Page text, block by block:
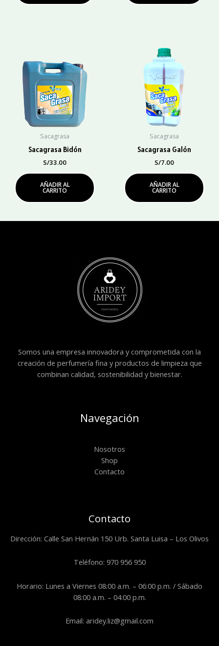
Sacagrasa
Sacagrasa Bidón
S/33.00
AÑADIR AL
CARRITO
Sacagrasa
Sacagrasa Galón
S/7.00
AÑADIR AL
CARRITO
Somos una empresa innovadora y comprometida con la
creación de perfumería fina y productos de limpieza que
combinan calidad, sostenibilidad y bienestar.
Navegación
Nosotros
Shop
Contacto
Contacto
Dirección: Calle San Hernán 150 Urb. Santa Luisa – Los Olivos
Teléfono: 970 956 950
Horario: Lunes a Viernes 08:00 a.m. – 06:00 p.m. / Sábado
08:00 a.m. – 04:00 p.m.
Email: aridey.liz@gmail.com